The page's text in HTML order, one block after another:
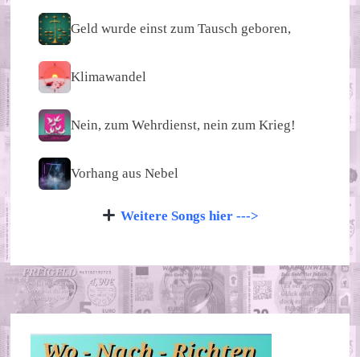
Geld wurde einst zum Tausch geboren,
Klimawandel
Nein, zum Wehrdienst, nein zum Krieg!
Vorhang aus Nebel
Weitere Songs hier --->